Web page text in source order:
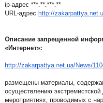
ip-адрес ***.**.***.**
URL-адрес http://
Описание запрещенной
«Интернет»:
http://zakarpattya.net.ua/News/
размещены материалы,
осуществлению
мероприятиях, проводимых с